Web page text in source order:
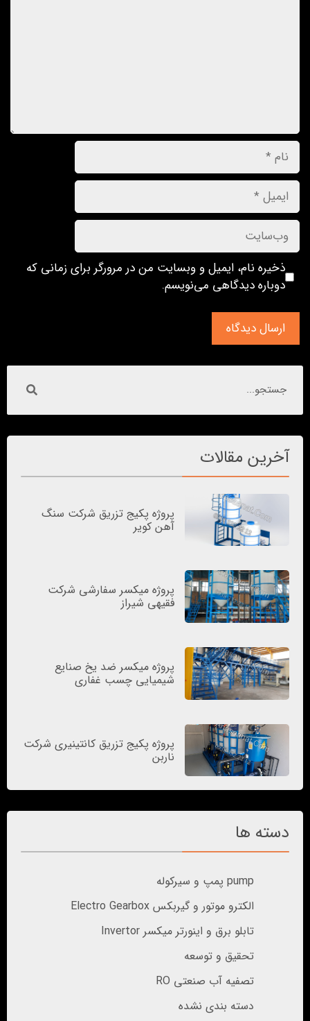
آخرین مقالات
پروژه پکیج تزریق شرکت سنگ
آهن کویر
پروژه میکسر سفارشی شرکت
فقیهی شیراز
پروژه میکسر ضد یخ صنایع
شیمیایی چسب غفاری
پروژه پکیج تزریق کانتینیری شرکت
ناربن
دسته ها
pump پمپ و سیرکوله
الکترو موتور و گیربکس Electro Gearbox
تابلو برق و اینورتر میکسر Invertor
تحقیق و توسعه
تصفیه آب صنعتی RO
دسته بندی نشده
ذخیره نام، ایمیل و وبسایت من در مرورگر برای زمانی که
دوباره دیدگاهی می‌نویسم.